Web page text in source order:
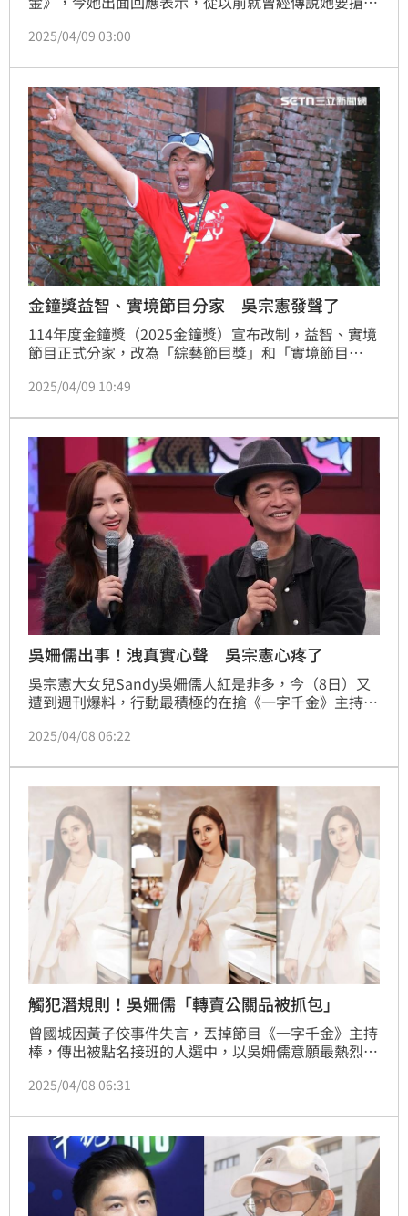
己爭奪過工作」。
2025/04/09 03:00
金鐘獎益智、實境節目分家 吳宗憲發聲了
114年度金鐘獎（2025金鐘獎）宣布改制，益智、實境
節目正式分家，改為「綜藝節目獎」和「實境節目
回應了。蔡維歆
2025/04/09 10:49
吳姍儒出事！洩真實心聲 吳宗憲心疼了
吳宗憲大女兒Sandy吳姍儒人紅是非多，今（8日）又
遭到週刊爆料，行動最積極的在搶《一字千金》主持
遭廠商抓包，差點丟掉代言等紛擾，對此，Sandy限動
2025/04/08 06:22
觸犯潛規則！吳姍儒「轉賣公關品被抓包」
曾國城因黃子佼事件失言，丟掉節目《一字千金》主持
棒，傳出被點名接班的人選中，以吳姍儒意願最熱烈、
蹟，她曾擔任氣泡水機代言人，卻轉賣公關品被廠商抓
2025/04/08 06:31